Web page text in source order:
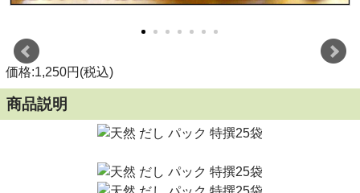
価格:1,250円(税込)
商品説明